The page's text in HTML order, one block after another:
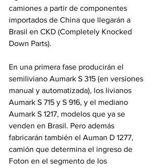
camiones a partir de componentes
importados de China que llegarán a
Brasil en CKD (Completely Knocked
Down Parts).
En una primera fase producirán el
semiliviano Aumark S 315 (en versiones
manual y automatizada), los livianos
Aumark S 715 y S 916, y el mediano
Aumark S 1217, modelos que ya se
venden en Brasil. Pero además
fabricarán también el Auman D 1277,
camión que determina el ingreso de
Foton en el segmento de los